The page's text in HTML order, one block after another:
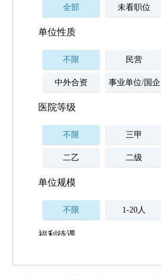
全部 未看职位
单位性质
不限 民营
中外合资 事业单位/国企
医院等级
不限 三甲
二乙 二级
单位规模
不限 1-20人
福利待遇